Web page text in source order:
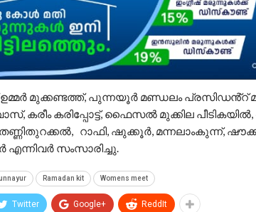
മുക്കണ്ടത്ത്, പുന്നയൂർ മണ്ഡലം പ്രസിഡൻ്റ്
കരീം കരിപ്പോട്ട്, ഫൈസൽ മുക്കില
റാഫി, ഷുക്കൂർ, മന്നലാംകുന്ന്,
സംസാരിച്ചു.
Ramadan kit Womens meet
Twitter Google+ ReddIt